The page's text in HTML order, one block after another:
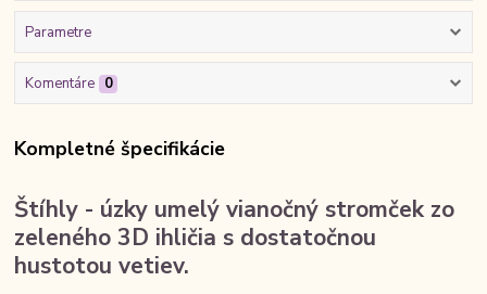
Parametre
Komentáre 0
Kompletné špecifikácie
Štíhly - úzky umelý vianočný stromček zo
zeleného 3D ihličia s dostatočnou
hustotou vetiev.